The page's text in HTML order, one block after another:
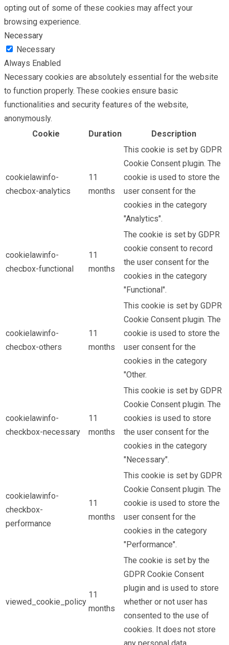
opting out of some of these cookies may affect your
browsing experience.
Necessary
Necessary
Always Enabled
Necessary cookies are absolutely essential for the website
to function properly. These cookies ensure basic
functionalities and security features of the website,
anonymously.
Cookie
Duration Description
cookielawinfo-
checbox-analytics
11
months
This cookie is set by GDPR
Cookie Consent plugin. The
cookie is used to store the
user consent for the
cookies in the category
"Analytics".
cookielawinfo-
checbox-functional
11
months
The cookie is set by GDPR
cookie consent to record
the user consent for the
cookies in the category
"Functional".
cookielawinfo-
checbox-others
11
months
This cookie is set by GDPR
Cookie Consent plugin. The
cookie is used to store the
user consent for the
cookies in the category
"Other.
cookielawinfo-
checkbox-necessary
11
months
This cookie is set by GDPR
Cookie Consent plugin. The
cookies is used to store
the user consent for the
cookies in the category
"Necessary".
cookielawinfo-
checkbox-
performance
11
months
This cookie is set by GDPR
Cookie Consent plugin. The
cookie is used to store the
user consent for the
cookies in the category
"Performance".
viewed_cookie_policy
11
months
The cookie is set by the
GDPR Cookie Consent
plugin and is used to store
whether or not user has
consented to the use of
cookies. It does not store